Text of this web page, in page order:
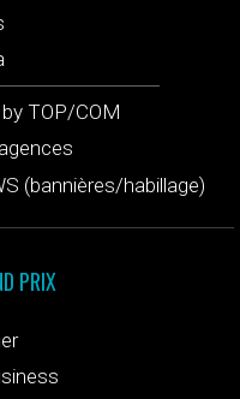
TOP/COM
(bannières/habillage)
PRIX